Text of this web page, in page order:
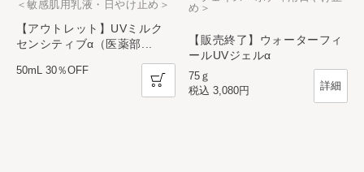
【アウトレット】UVミルク
センシティブα（医薬部
＜敏感肌用乳液・日やけ止め＞
50mL 30％OFF
【販売終了】ウォーターフィ
ールUVジェルα
め＞
75ｇ
税込3,080円 詳細